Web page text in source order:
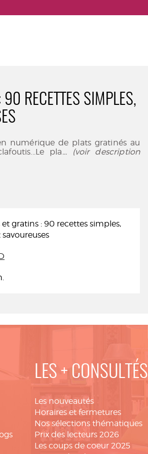
RECETTES SIMPLES,
numérique de plats gratinés au
pla... (voir description
gratins : 90 recettes simples,
LES + CONSULTÉS
Les nouveautés
Horaires et fermetures
Nos sélections thématiques
Prix des lecteurs 2026
Les coups de coeur 2025